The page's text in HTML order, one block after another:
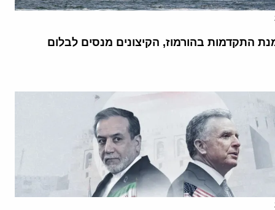
התקדמות בהורמוז, הקיצונים מנסים לבלום